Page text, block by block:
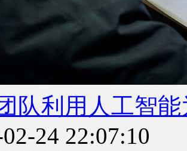
队利用人工智
24 22:07:10